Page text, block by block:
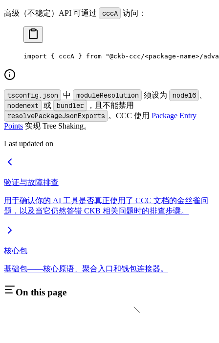
高级（不稳定）API 可通过 cccA 访问：
import { cccA } from "@ckb-ccc/<package-name>/
tsconfig.json 中 moduleResolution 须设为 node16
nodenext 或 bundler ，且不能禁用
resolvePackageJsonExports 。CCC 使用 Package Entry
Points 实现 Tree Shaking。
Last updated on
验证与故障排查
用于确认你的 AI 工具是否真正使用了 CCC 文档的金丝雀问
题，以及当它仍然答错 CKB 相关问题时的排查步骤。
核心包
基础包——核心原语、聚合入口和钱包连接器。
On this page